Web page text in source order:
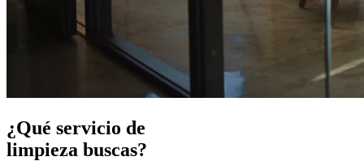
¿Qué servicio de
limpieza buscas?